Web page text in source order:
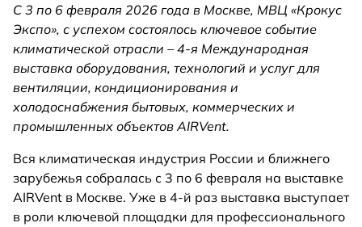
С 3 по 6 февраля 2026 года в Москве, МВЦ «Крокус
Экспо», с успехом состоялось ключевое событие
климатической отрасли – 4-я Международная
выставка оборудования, технологий и услуг для
вентиляции, кондиционирования и
холодоснабжения бытовых, коммерческих и
промышленных объектов AIRVent.
Вся климатическая индустрия России и ближнего
зарубежья собралась с 3 по 6 февраля на выставке
AIRVent в Москве. Уже в 4-й раз выставка выступает
в роли ключевой площадки для профессионального